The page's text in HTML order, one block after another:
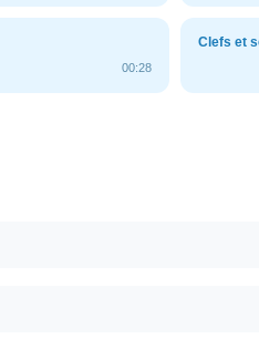
00:28
Clefs et